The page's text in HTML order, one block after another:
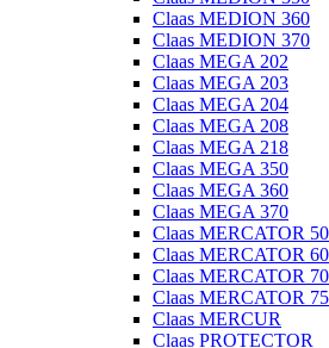
Claas MEDION 360
Claas MEDION 370
Claas MEGA 202
Claas MEGA 203
Claas MEGA 204
Claas MEGA 208
Claas MEGA 218
Claas MEGA 350
Claas MEGA 360
Claas MEGA 370
Claas MERCATOR 50
Claas MERCATOR 60
Claas MERCATOR 70
Claas MERCATOR 75
Claas MERCUR
Claas PROTECTOR